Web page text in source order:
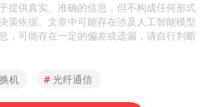
提供真实、准确的信息，但不构成任何形式
策依据。文章中可能存在涉及人工智能模型
，可能存在一定的偏差或遗漏，请自行判断
机 # 光纤通信